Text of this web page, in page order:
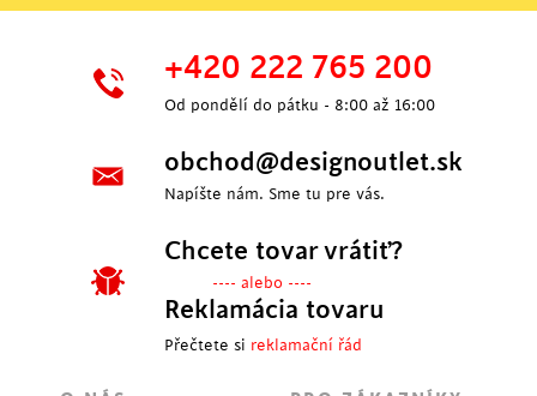
+420 222 765 200
Od pondělí do pátku - 8:00 až 16:00
obchod@designoutlet.sk
Napíšte nám. Sme tu pre vás.
Chcete tovar vrátiť?
---- alebo ----
Reklamácia tovaru
Přečtete si reklamační řád